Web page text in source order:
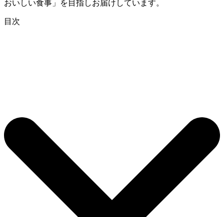
おいしい食事」を目指しお届けしています。
目次